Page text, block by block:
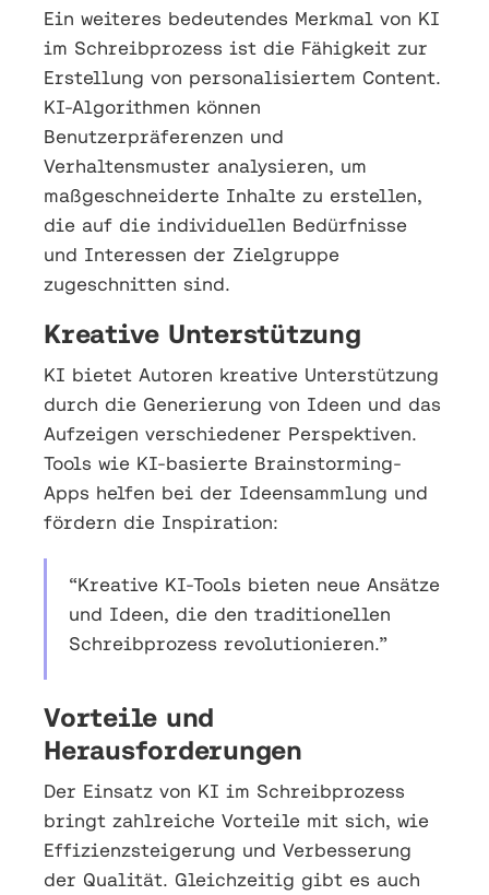
Ein weiteres bedeutendes Merkmal von KI
im Schreibprozess ist die Fähigkeit zur
Erstellung von personalisiertem Content.
KI-Algorithmen können
Benutzerpräferenzen und
Verhaltensmuster analysieren, um
maßgeschneiderte Inhalte zu erstellen,
die auf die individuellen Bedürfnisse
und Interessen der Zielgruppe
zugeschnitten sind.
Kreative Unterstützung
KI bietet Autoren kreative Unterstützung
durch die Generierung von Ideen und das
Aufzeigen verschiedener Perspektiven.
Tools wie KI-basierte Brainstorming-
Apps helfen bei der Ideensammlung und
fördern die Inspiration:
“Kreative KI-Tools bieten neue Ansätze
und Ideen, die den traditionellen
Schreibprozess revolutionieren.”
Vorteile und
Herausforderungen
Der Einsatz von KI im Schreibprozess
bringt zahlreiche Vorteile mit sich, wie
Effizienzsteigerung und Verbesserung
der Qualität. Gleichzeitig gibt es auch